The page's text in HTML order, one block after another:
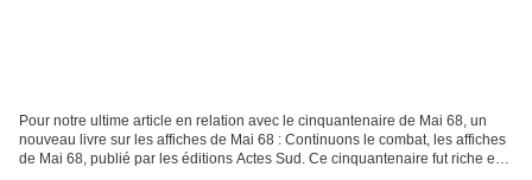
Pour notre ultime article en relation avec le cinquantenaire de Mai 68, un
nouveau livre sur les affiches de Mai 68 : Continuons le combat, les affiches
de Mai 68, publié par les éditions Actes Sud. Ce cinquantenaire fut riche en